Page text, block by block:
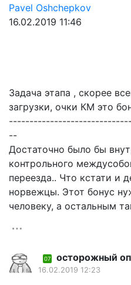
Pavel Oshchepkov
16.02.2019 11:46
Задача этапа , скорее
загрузки, очки КМ это
--
Достаточно было бы
контрольного
переезда.. Что кстати и
норвежцы. Этот бонус
человеку, а остальным
07 осторожный
16.02.2019 12:23